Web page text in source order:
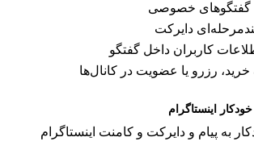
گفتگوهای خصوصی
دایرکت
کاربران داخل گفتگو
خرید، رزرو یا عضویت در کانال‌ها
اینستاگرام